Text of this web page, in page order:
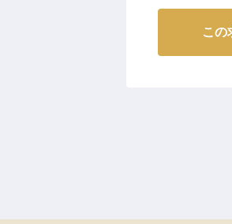
児・出産・
※2025年07
仙台の中心
この